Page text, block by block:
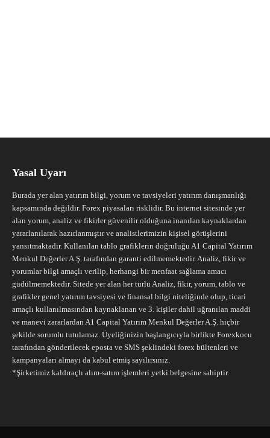
Yasal Uyarı
Burada yer alan yatırım bilgi, yorum ve tavsiyeleri yatırım danışmanlığı
kapsamında değildir. Forex piyasaları risklidir. Bu internet sitesinde yer
alan yorum, analiz ve fikirler güvenilir olduğuna inanılan kaynaklardan
yararlanılarak hazırlanmıştır ve analistlerimizin kişisel görüşlerini
yansıtmaktadır. Kullanılan tablo grafiklerin doğruluğu A1 Capital Yatırım
Menkul Değerler A.Ş. tarafından garanti edilmemektedir. Analiz, fikir ve
yorumlar bilgi amaçlı verilip, herhangi bir menfaat sağlama amacı
güdülmemektedir. Sitede yer alan her türlü Analiz, fikir, yorum, tablo ve
grafikler genel yatırım tavsiyesi ve finansal bilgi niteliğinde olup, ticari
amaçlı kullanılmasından kaynaklanan ve 3. kişiler dahil uğranılan maddi
ve manevi zararlardan A1 Capital Yatırım Menkul Değerler A.Ş. hiçbir
şekilde sorumlu tutulamaz. Üyeliğinizin başlangıcıyla birlikte Forexkocu
tarafından gönderilecek eposta ve SMS şeklindeki forex bültenleri ve
kampanyaları almayı da kabul etmiş sayılırsınız.
*Şirketimiz kaldıraçlı alım-satım işlemleri yetki belgesine sahiptir.